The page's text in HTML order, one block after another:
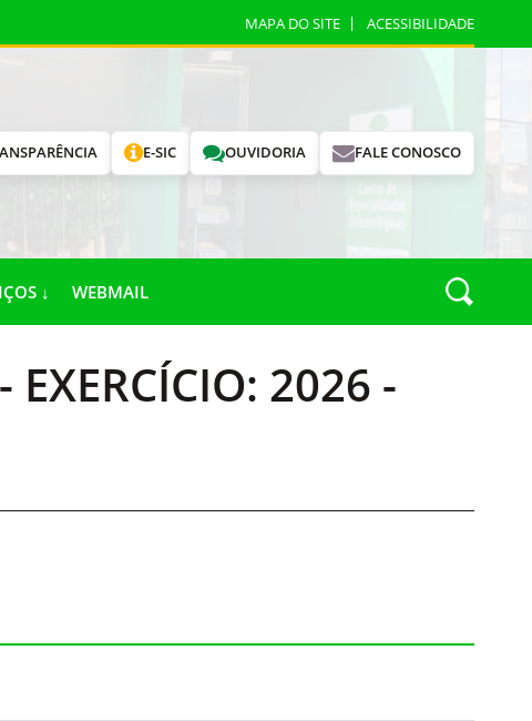
MAPA DO SITE ACESSIBILIDADE
E-SIC OUVIDORIA FALE CONOSCO
↓ WEBMAIL
2026 -